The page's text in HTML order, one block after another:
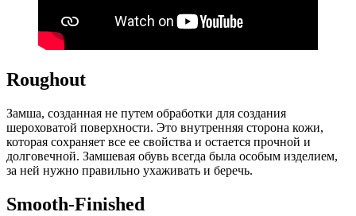
Roughout
Замша, созданная не путем обработки для создания
шероховатой поверхности. Это внутренняя сторона кожи,
которая сохраняет все ее свойства и остается прочной и
долговечной. Замшевая обувь всегда была особым изделием,
за ней нужно правильно ухаживать и беречь.
Smooth-Finished